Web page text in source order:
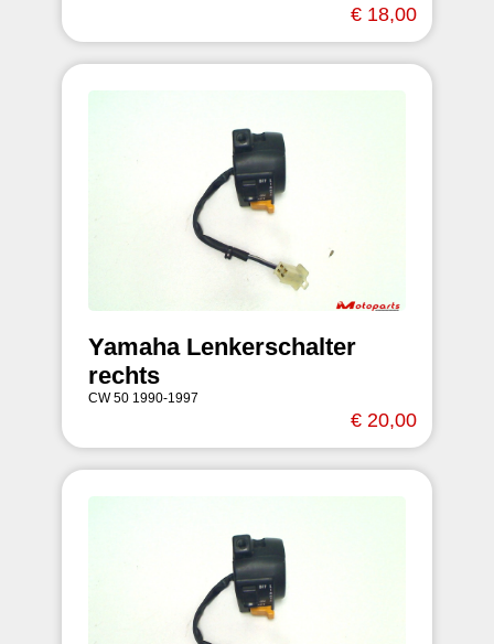
€ 18,00
Yamaha Lenkerschalter
rechts
CW 50 1990-1997
€ 20,00